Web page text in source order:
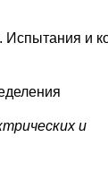
и
и